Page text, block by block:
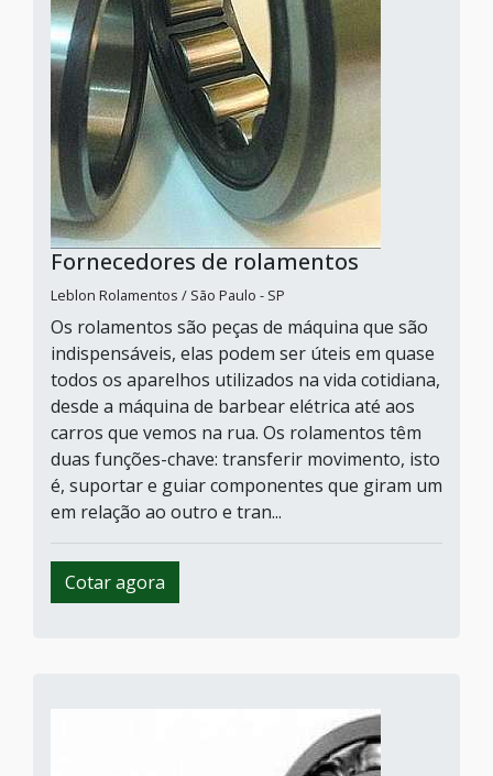
Fornecedores de rolamentos
Leblon Rolamentos / São Paulo - SP
Os rolamentos são peças de máquina que são
indispensáveis, elas podem ser úteis em quase
todos os aparelhos utilizados na vida cotidiana,
desde a máquina de barbear elétrica até aos
carros que vemos na rua. Os rolamentos têm
duas funções-chave: transferir movimento, isto
é, suportar e guiar componentes que giram um
em relação ao outro e tran...
Cotar agora